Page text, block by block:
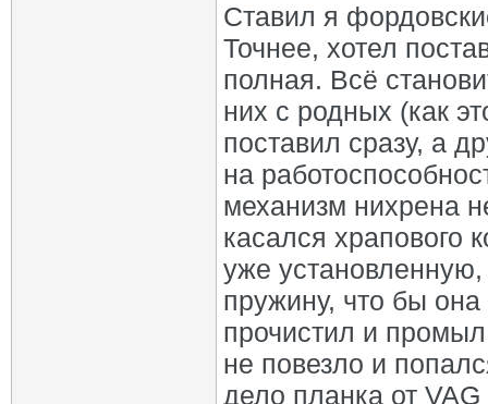
Ставил я
Точнее, хотел
полная. Всё
них с родных (как
поставил сразу, а
на
механизм нихрена
касался храпового
уже
пружину, что бы
прочистил и
не повезло и
дело планка от